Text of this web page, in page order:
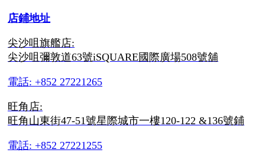
店鋪地址
尖沙咀旗艦店:
尖沙咀彌敦道63號iSQUARE國際廣場508號舖
電話: +852 27221265
旺角店:
旺角山東街47-51號星際城市一樓120-122 &136號鋪
電話: +852 27221255